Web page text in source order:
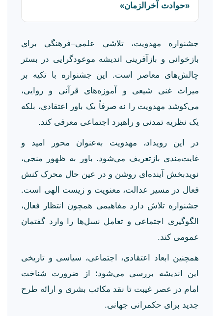
«حوادث آخرالزمان»
جشنواره مهدویت، تلاشی علمی–فرهنگی برای
بازخوانی و بازآفرینی اندیشه موعودگرایی در بستر
چالش‌های معاصر است. این جشنواره با تکیه بر
میراث غنی شیعی و آموزه‌های قرآنی و روایی،
می‌کوشد مهدویت را نه صرفاً یک باور اعتقادی، بلکه
یک نظریه تمدنی و راهبرد اجتماعی معرفی کند.
در این رویداد، مهدویت به‌عنوان محور امید و
غایت‌مندی بازتعریف می‌شود. باور به ظهور منجی،
نویدبخش آینده‌ای روشن و در عین حال محرک کنش
فعال در مسیر عدالت، معنویت و زیست الهی است.
جشنواره تلاش دارد مفاهیمی همچون انتظار فعال،
الگوگیری اجتماعی و تعامل نسل‌ها را وارد گفتمان
عمومی کند.
همچنین ابعاد اعتقادی، اجتماعی، سیاسی و تاریخی
این اندیشه بررسی می‌شود؛ از ضرورت شناخت
امام در عصر غیبت تا نقد مکاتب بشری و ارائه طرح
جدید برای حکمرانی جهانی.